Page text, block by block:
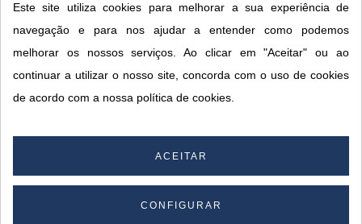
CONTACTOS SORISA
Este site utiliza cookies para melhorar a sua experiência de
navegação e para nos ajudar a entender como podemos
melhorar os nossos serviços. Ao clicar em "Aceitar" ou ao
continuar a utilizar o nosso site, concorda com o uso de cookies
de acordo com a nossa política de cookies.
ACEITAR
CONFIGURAR